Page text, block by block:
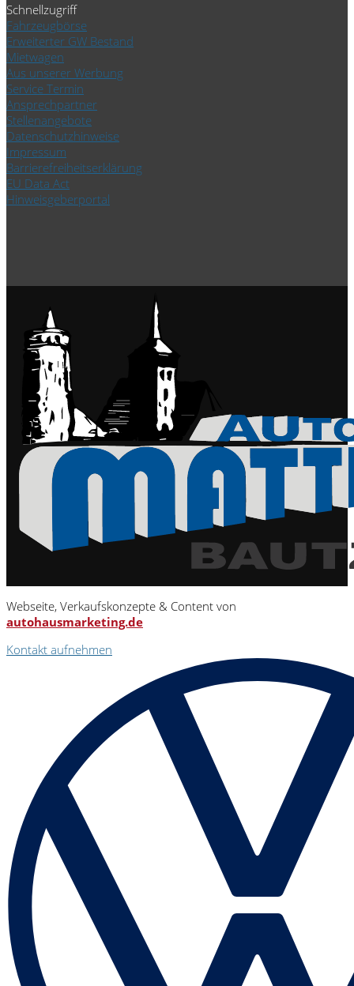
Schnellzugriff
Fahrzeugbörse
Erweiterter GW Bestand
Mietwagen
Aus unserer Werbung
Service Termin
Ansprechpartner
Stellenangebote
Datenschutzhinweise
Impressum
Barrierefreiheitserklärung
EU Data Act
Hinweisgeberportal
Webseite, Verkaufskonzepte & Content von
autohausmarketing.de
Kontakt aufnehmen